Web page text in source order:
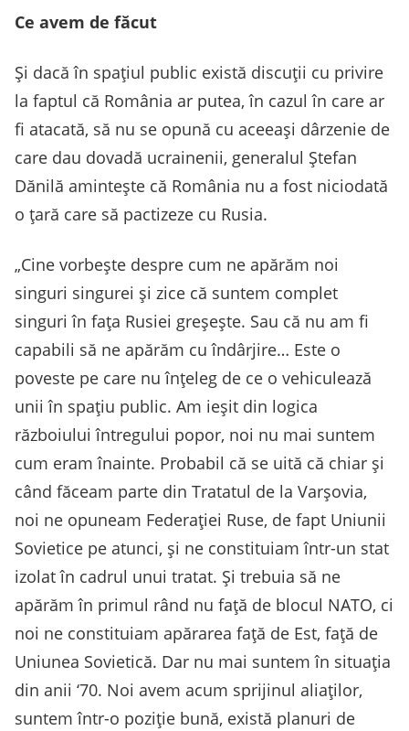
Ce avem de făcut
Și dacă în spațiul public există discuții cu privire
la faptul că România ar putea, în cazul în care ar
fi atacată, să nu se opună cu aceeași dârzenie de
care dau dovadă ucrainenii, generalul Ștefan
Dănilă amintește că România nu a fost niciodată
o țară care să pactizeze cu Rusia.
„Cine vorbește despre cum ne apărăm noi
singuri singurei și zice că suntem complet
singuri în fața Rusiei greșește. Sau că nu am fi
capabili să ne apărăm cu îndârjire… Este o
poveste pe care nu înțeleg de ce o vehiculează
unii în spațiu public. Am ieșit din logica
războiului întregului popor, noi nu mai suntem
cum eram înainte. Probabil că se uită că chiar și
când făceam parte din Tratatul de la Varșovia,
noi ne opuneam Federației Ruse, de fapt Uniunii
Sovietice pe atunci, și ne constituiam într-un stat
izolat în cadrul unui tratat. Și trebuia să ne
apărăm în primul rând nu față de blocul NATO, ci
noi ne constituiam apărarea față de Est, față de
Uniunea Sovietică. Dar nu mai suntem în situația
din anii ‘70. Noi avem acum sprijinul aliaților,
suntem într-o poziție bună, există planuri de